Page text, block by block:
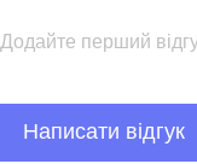
Додайте перший
Написати відгук